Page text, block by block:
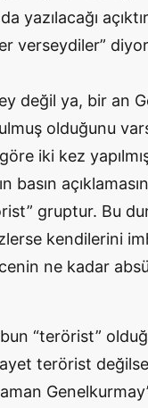
yazılacağı
verseydiler”
değil ya, bir an
olduğunu
iki kez
gruptur. Bu
kendilerini
ne kadar
“terörist”
terörist